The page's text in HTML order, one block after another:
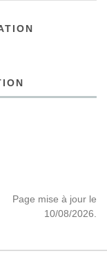
Page mise à jour le
10/08/2026.